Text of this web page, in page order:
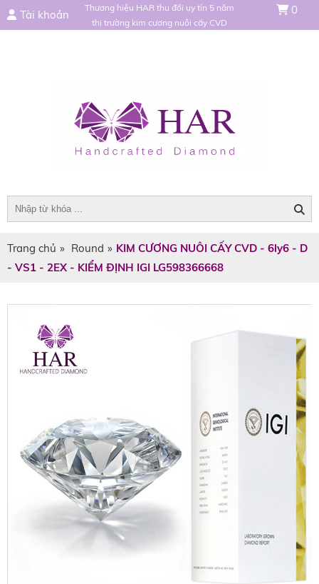
Tài khoản
Thương hiệu HAR thu đổi uy tín 5 năm
thị trường kim cương nuôi cấy CVD
0
Trang chủ » Round » KIM CƯƠNG NUÔI CẤY CVD - 6ly6 - D
- VS1 - 2EX - KIỂM ĐỊNH IGI LG598366668